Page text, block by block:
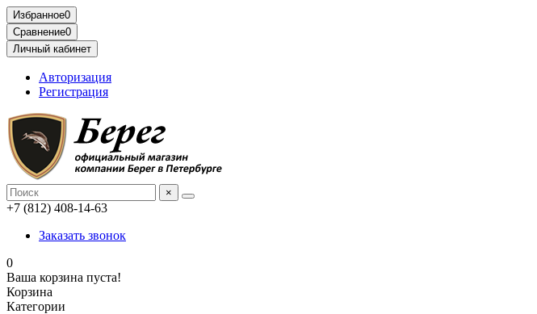
Избранное0
Сравнение0
Личный кабинет
Авторизация
Регистрация
×
+7 (812) 408-14-63
Заказать звонок
0
Ваша корзина пуста!
Корзина
Категории